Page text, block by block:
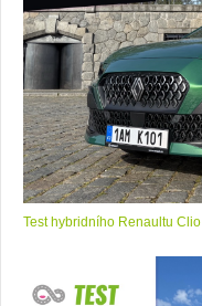
Test hybridního Renaultu Clio